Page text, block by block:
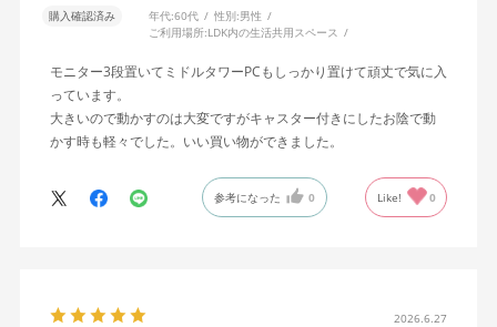
購入確認済み 年代:60代 性別:男性
ご利用場所:LDK内の生活共用スペース
モニター3段置いてミドルタワーPCもしっかり置けて頑丈で気に入
っています。
大きいので動かすのは大変ですがキャスター付きにしたお陰で動
かす時も軽々でした。いい買い物ができました。
参考になった 0 Like! 0
2026.6.27